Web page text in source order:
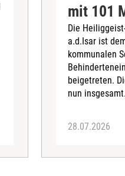
mit 101
Die
a.d.Isar ist
kommunalen
beigetreten.
nun
28.07.2026